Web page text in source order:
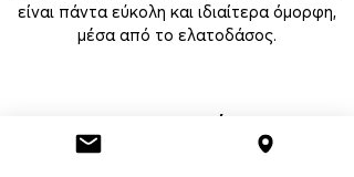
είναι πάντα εύκολη και ιδιαίτερα όμορφη,
μέσα από το ελατοδάσος.
επιστροφή